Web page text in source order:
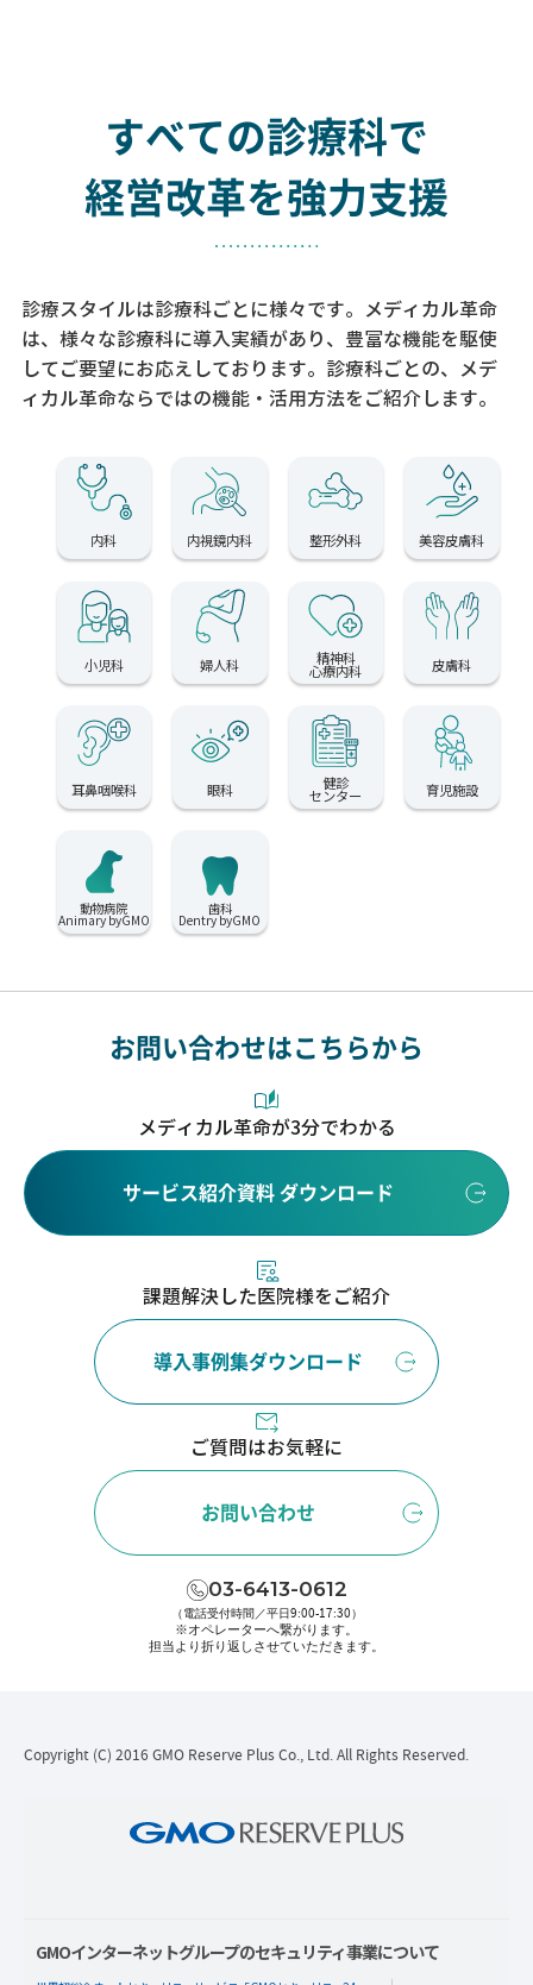
すべての診療科で
経営改革を強力支援
診療スタイルは診療科ごとに様々です。メディカル革命
は、様々な診療科に導入実績があり、 豊富な機能を駆使
してご要望にお応えしております。 診療科ごとの、メデ
ィカル革命ならではの機能・活用方法をご紹介します。
内科 内視鏡内科 整形外科 美容皮膚科
小児科 婦人科 精神科
心療内科 皮膚科
耳鼻咽喉科 眼科 健診
センター 育児施設
動物病院
Animary byGMO
歯科
Dentry byGMO
お問い合わせはこちらから
メディカル革命が3分でわかる
サービス紹介資料 ダウンロード
課題解決した医院様をご紹介
導入事例集ダウンロード
ご質問はお気軽に
お問い合わせ
03-6413-0612
（電話受付時間／平日9:00-17:30）
※オペレーターへ繋がります。
担当より折り返しさせていただきます。
Copyright (C) 2016 GMO Reserve Plus Co., Ltd. All Rights Reserved.
GMOインターネットグループのセキュリティ事業について